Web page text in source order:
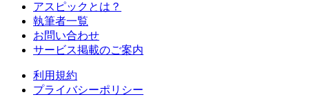
アスピックとは？
執筆者一覧
お問い合わせ
サービス掲載のご案内
利用規約
プライバシーポリシー